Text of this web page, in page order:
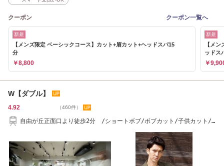
クーポン クーポン一覧へ
新規
【メンズ限定 ベーシックコース】カット+眉カット+ヘッドスパ15
分
￥8,800
新規
【メ
ッドス
￥
W【ダブル】
4.92 （460件）
自由が丘正面口より徒歩2分 /ショートボブ/ボブカット/子供カット/